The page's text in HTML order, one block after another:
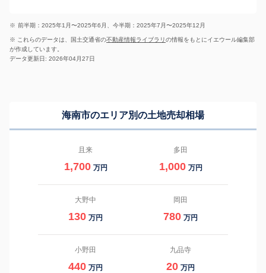
※ 前半期：2025年1月〜2025年6月、今半期：2025年7月〜2025年12月
※ これらのデータは、国土交通省の不動産情報ライブラリの情報をもとにイエウール編集部
が作成しています。
データ更新日: 2026年04月27日
海南市のエリア別の土地売却相場
且来
1,700 万円
多田
1,000 万円
大野中
130 万円
岡田
780 万円
小野田
440 万円
九品寺
20 万円